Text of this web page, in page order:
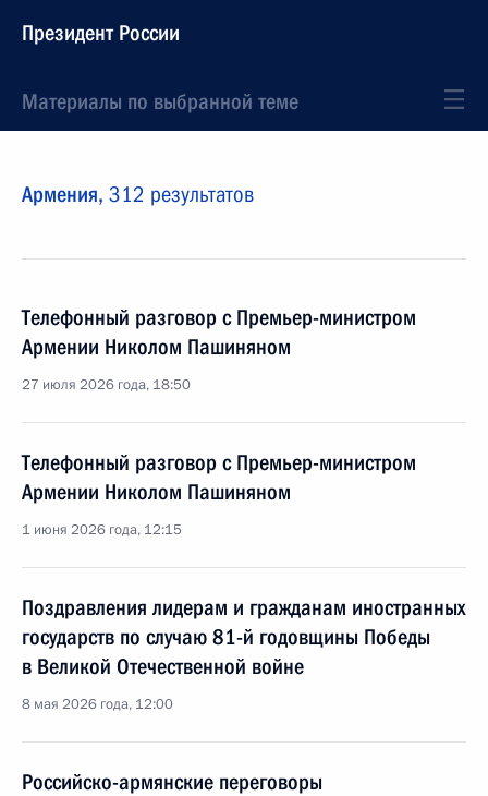
Президент России
Материалы по выбранной теме
Армения, 312 результатов
Телефонный разговор с Премьер-министром
Армении Николом Пашиняном
27 июля 2026 года, 18:50
Телефонный разговор с Премьер-министром
Армении Николом Пашиняном
1 июня 2026 года, 12:15
Поздравления лидерам и гражданам иностранных
государств по случаю 81-й годовщины Победы
в Великой Отечественной войне
8 мая 2026 года, 12:00
Российско-армянские переговоры